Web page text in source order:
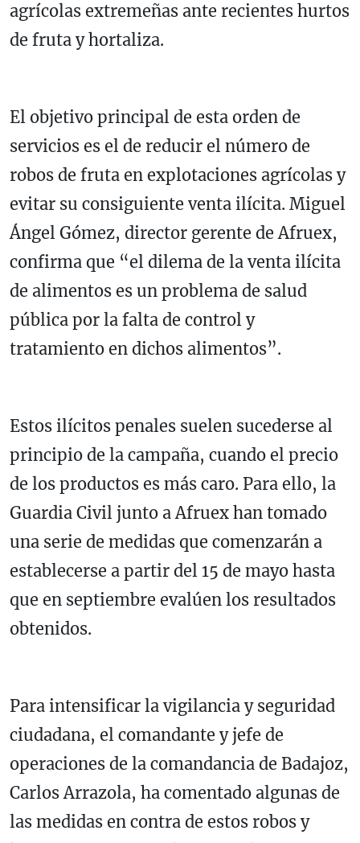
agrícolas extremeñas ante recientes hurtos
de fruta y hortaliza.
El objetivo principal de esta orden de
servicios es el de reducir el número de
robos de fruta en explotaciones agrícolas y
evitar su consiguiente venta ilícita. Miguel
Ángel Gómez, director gerente de Afruex,
confirma que “el dilema de la venta ilícita
de alimentos es un problema de salud
pública por la falta de control y
tratamiento en dichos alimentos”.
Estos ilícitos penales suelen sucederse al
principio de la campaña, cuando el precio
de los productos es más caro. Para ello, la
Guardia Civil junto a Afruex han tomado
una serie de medidas que comenzarán a
establecerse a partir del 15 de mayo hasta
que en septiembre evalúen los resultados
obtenidos.
Para intensificar la vigilancia y seguridad
ciudadana, el comandante y jefe de
operaciones de la comandancia de Badajoz,
Carlos Arrazola, ha comentado algunas de
las medidas en contra de estos robos y